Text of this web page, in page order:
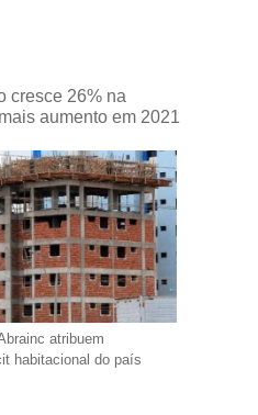
cresce 26% na
aumento em 2021
atribuem
habitacional do país